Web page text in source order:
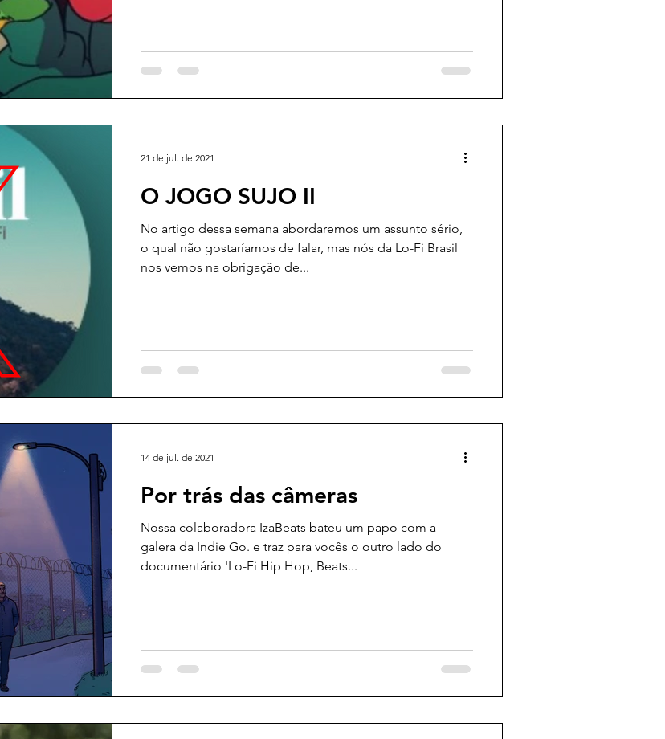
O JOGO SUJO II
No artigo dessa semana abordaremos um assunto sério,
o qual não gostaríamos de falar, mas nós da Lo-Fi Brasil
nos vemos na obrigação de...
21 de jul. de 2021
Por trás das câmeras
Nossa colaboradora IzaBeats bateu um papo com a
galera da Indie Go. e traz para vocês o outro lado do
documentário 'Lo-Fi Hip Hop, Beats...
14 de jul. de 2021